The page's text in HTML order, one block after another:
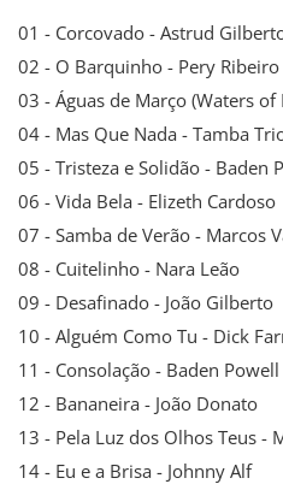
01 - Corcovado - Astrud
02 - O Barquinho - Pery Ribeiro
03 - Águas de Março (Waters of
04 - Mas Que Nada - Tamba
05 - Tristeza e Solidão - Baden
06 - Vida Bela - Elizeth Cardoso
07 - Samba de Verão - Marcos
08 - Cuitelinho - Nara Leão
09 - Desafinado - João Gilberto
10 - Alguém Como Tu - Dick
11 - Consolação - Baden Powell
12 - Bananeira - João Donato
13 - Pela Luz dos Olhos Teus -
14 - Eu e a Brisa - Johnny Alf